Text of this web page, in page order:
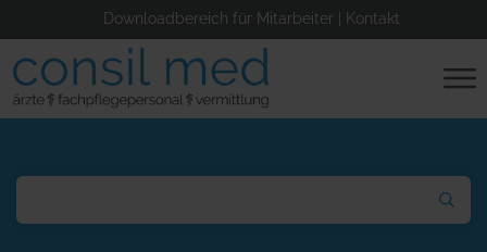
Downloadbereich für Mitarbeiter Kontakt